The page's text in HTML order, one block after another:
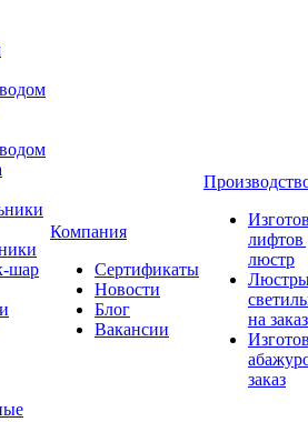
шар
Компания
Сертификаты
Новости
Блог
Вакансии
лифтов
люстр
на заказ
заказ